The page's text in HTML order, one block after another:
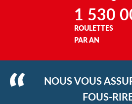
1 530
ROULETTES
PAR AN
NOUS VOUS
FOUS-